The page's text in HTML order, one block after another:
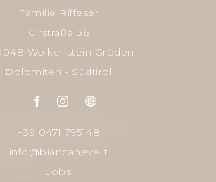
Familie Riffeser
Cirstraße 36
Wolkenstein Gröden
Dolomiten - Südtirol
+39 0471 795148
info@biancaneve.it
Jobs